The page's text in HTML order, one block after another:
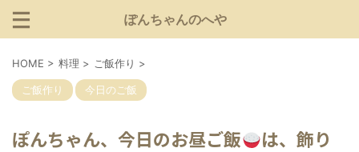
ぽんちゃんのへや
HOME > 料理 > ご飯作り >
ご飯作り 今日のご飯
ぽんちゃん、今日のお昼ご飯
は、飾り